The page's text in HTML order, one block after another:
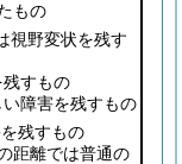
もの
視野変状を残す
すもの
障害を残すもの
残すもの
距離では普通の